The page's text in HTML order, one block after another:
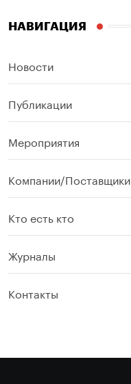
НАВИГАЦИЯ
Новости
Публикации
Мероприятия
Компании/Поставщики
Кто есть кто
Журналы
Контакты